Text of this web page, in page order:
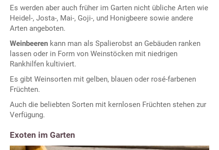
Es werden aber auch früher im Garten nicht übliche Arten wie
Heidel-, Josta-, Mai-, Goji-, und Honigbeere sowie andere
Arten angeboten.
Weinbeeren kann man als Spalierobst an Gebäuden ranken
lassen oder in Form von Weinstöcken mit niedrigen
Rankhilfen kultiviert.
Es gibt Weinsorten mit gelben, blauen oder rosé-farbenen
Früchten.
Auch die beliebten Sorten mit kernlosen Früchten stehen zur
Verfügung.
Exoten im Garten